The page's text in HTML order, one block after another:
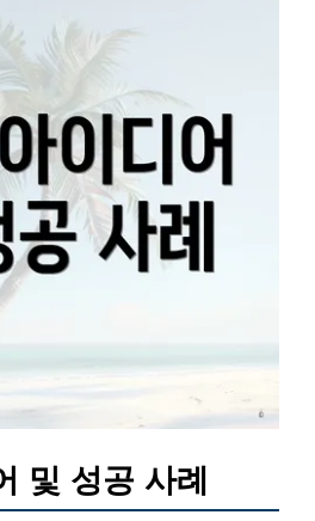
및 성공 사례